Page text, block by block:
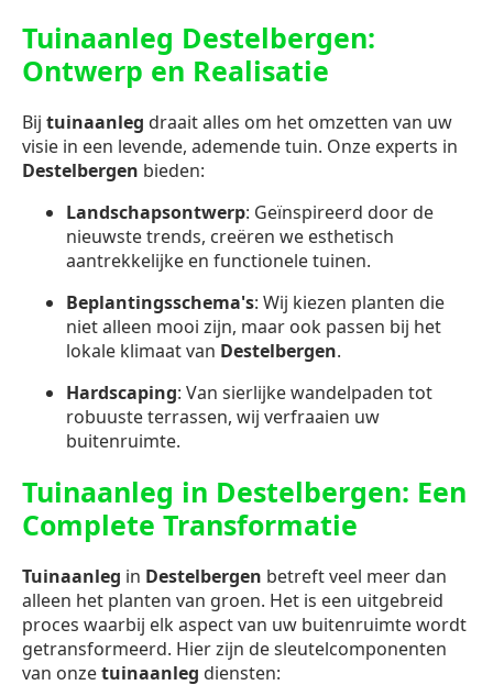
Tuinaanleg Destelbergen:
Ontwerp en Realisatie
Bij tuinaanleg draait alles om het omzetten van uw
visie in een levende, ademende tuin. Onze experts in
Destelbergen bieden:
Landschapsontwerp: Geïnspireerd door de
nieuwste trends, creëren we esthetisch
aantrekkelijke en functionele tuinen.
Beplantingsschema's: Wij kiezen planten die
niet alleen mooi zijn, maar ook passen bij het
lokale klimaat van Destelbergen.
Hardscaping: Van sierlijke wandelpaden tot
robuuste terrassen, wij verfraaien uw
buitenruimte.
Tuinaanleg in Destelbergen: Een
Complete Transformatie
Tuinaanleg in Destelbergen betreft veel meer dan
alleen het planten van groen. Het is een uitgebreid
proces waarbij elk aspect van uw buitenruimte wordt
getransformeerd. Hier zijn de sleutelcomponenten
van onzetuinaanleg diensten: